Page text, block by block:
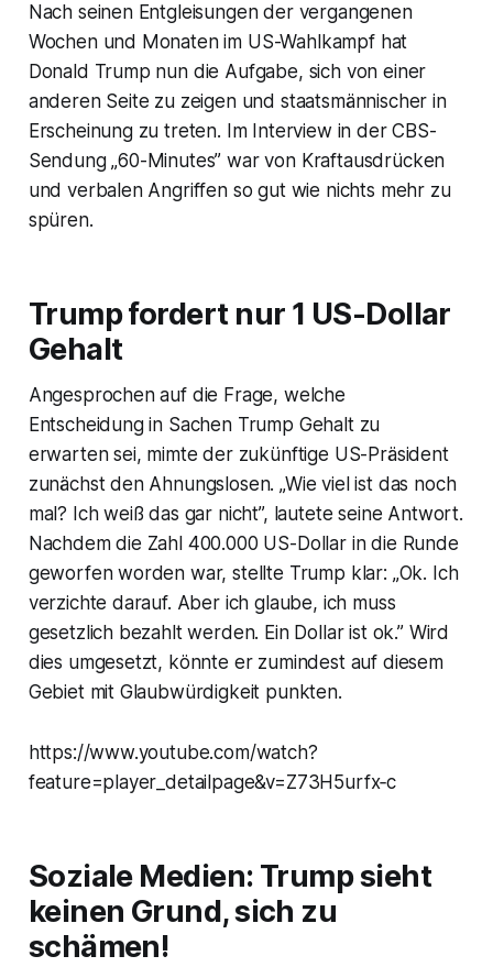
Nach seinen Entgleisungen der vergangenen
Wochen und Monaten im US-Wahlkampf hat
Donald Trump nun die Aufgabe, sich von einer
anderen Seite zu zeigen und staatsmännischer in
Erscheinung zu treten. Im Interview in der CBS-
Sendung „60-Minutes” war von Kraftausdrücken
und verbalen Angriffen so gut wie nichts mehr zu
spüren.
Trump fordert nur 1 US-Dollar
Gehalt
Angesprochen auf die Frage, welche
Entscheidung in Sachen Trump Gehalt zu
erwarten sei, mimte der zukünftige US-Präsident
zunächst den Ahnungslosen. „Wie viel ist das noch
mal? Ich weiß das gar nicht”, lautete seine Antwort.
Nachdem die Zahl 400.000 US-Dollar in die Runde
geworfen worden war, stellte Trump klar: „Ok. Ich
verzichte darauf. Aber ich glaube, ich muss
gesetzlich bezahlt werden. Ein Dollar ist ok.” Wird
dies umgesetzt, könnte er zumindest auf diesem
Gebiet mit Glaubwürdigkeit punkten.
https://www.youtube.com/watch?
feature=player_detailpage&v=Z73H5urfx‑c
Soziale Medien: Trump sieht
keinen Grund, sich zu
schämen!